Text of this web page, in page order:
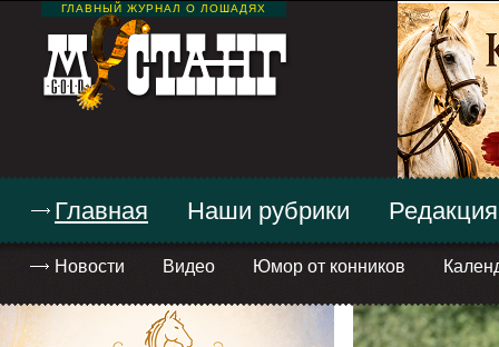
ГЛАВНЫЙ ЖУРНАЛ О ЛОШАДЯХ
Главная
Новости Видео Юмор от конников
Наши рубрики Редакция